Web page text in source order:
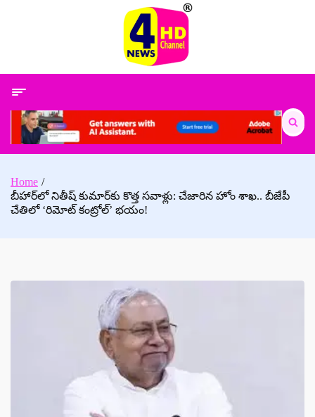
Search
for:
Home
బీహార్‌లో నితీష్ కుమార్‌కు కొత్త సవాళ్లు: చేజారిన హోం శాఖ.. బీజేపీ
చేతిలో ‘రిమోట్ కంట్రోల్’ భయం!